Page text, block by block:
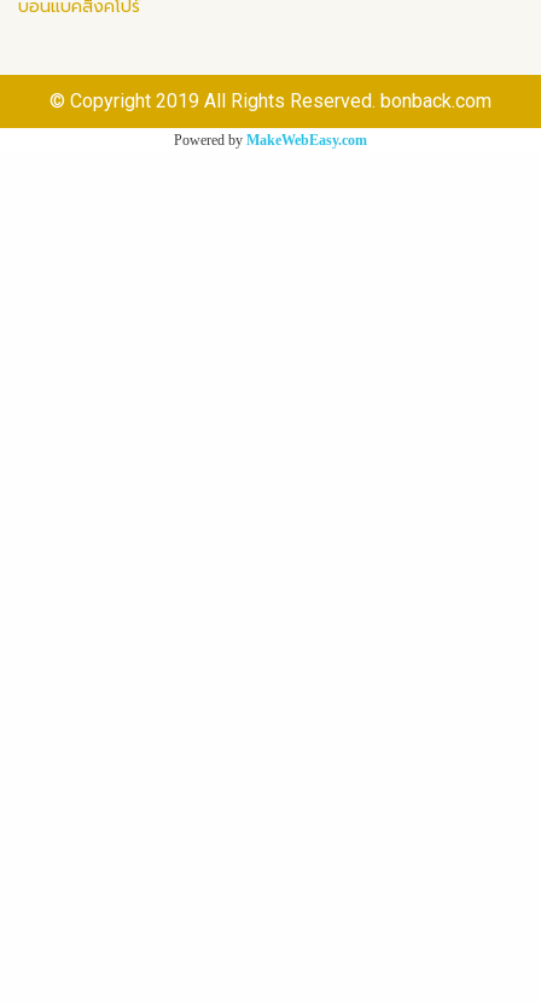
บอนแบคสิงคโปร์
© Copyright 2019 All Rights Reserved. bonback.com
Powered by MakeWebEasy.com